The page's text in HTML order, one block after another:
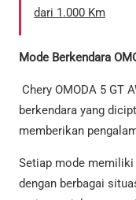
dari 1.000 Km
Mode Berkendara
Chery OMODA 5 GT
berkendara yang
memberikan
Setiap mode
dengan berbagai